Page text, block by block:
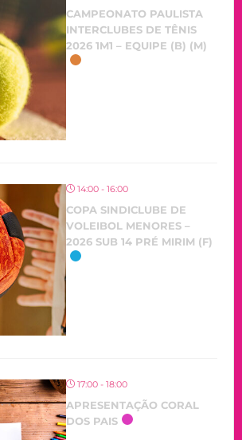
CAMPEONATO PAULISTA
INTERCLUBES DE TÊNIS
2026 1M1 – EQUIPE (B) (M)
14:00 - 16:00
COPA SINDICLUBE DE
VOLEIBOL MENORES –
2026 SUB 14 PRÉ MIRIM (F)
17:00 - 18:00
APRESENTAÇÃO CORAL
DOS PAIS